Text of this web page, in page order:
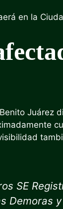
en la
Juárez
SE
Demoras